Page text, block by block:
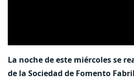
La noche de este miércoles se
de la Sociedad de Fomento